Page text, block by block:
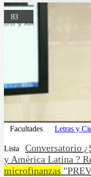
83
Facultades Letras y
Lista
Conversatorio
y América Latina ?
microfinanzas